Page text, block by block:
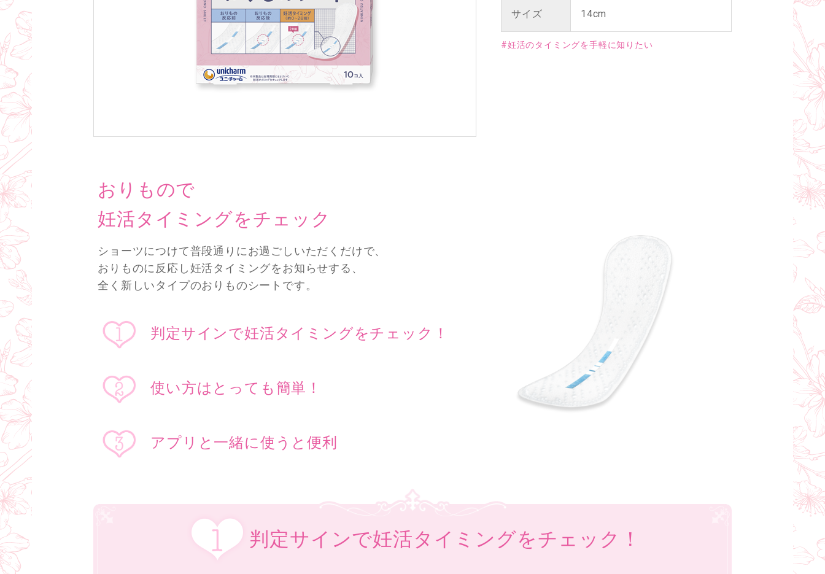
サイズ 14cm
#妊活のタイミングを手軽に知りたい
おりもので
妊活タイミングをチェック
ショーツにつけて普段通りにお過ごしいただくだけで、
おりものに反応し妊活タイミングをお知らせする、
全く新しいタイプのおりものシートです。
判定サインで妊活タイミングをチェック！
使い方はとっても簡単！
アプリと一緒に使うと便利
判定サインで妊活タイミングをチェック！